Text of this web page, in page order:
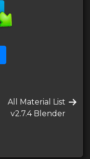
Следующая
запись
All Material List
v2.7.4 Blender